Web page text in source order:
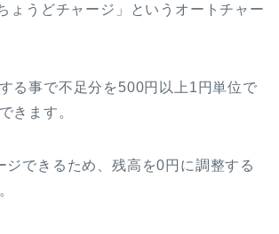
ょうどチャージ」というオートチャー
る事で不足分を500円以上1円単位で
きます。
ジできるため、残高を0円に調整する